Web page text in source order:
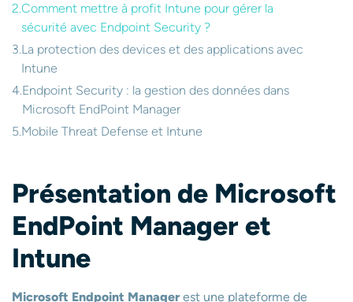
Comment mettre à profit Intune pour gérer la
sécurité avec Endpoint Security ?
La protection des devices et des applications avec
Intune
Endpoint Security : la gestion des données dans
Microsoft EndPoint Manager
Mobile Threat Defense et Intune
Présentation de Microsoft
EndPoint Manager et
Intune
Microsoft Endpoint Manager est une plateforme de